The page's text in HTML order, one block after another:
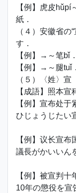
【例】虎皮
紙．
（４）安徽省の
す．
【例】→～笔bǐ．
【例】→～腿tuǐ．
（５）〈姓〉宣
【成語】照本宣
【例】宣布处于
ひじょうじたい
【例】议长宣布
議長がかいいん
【例】被宣判十
10年の懲役を宣